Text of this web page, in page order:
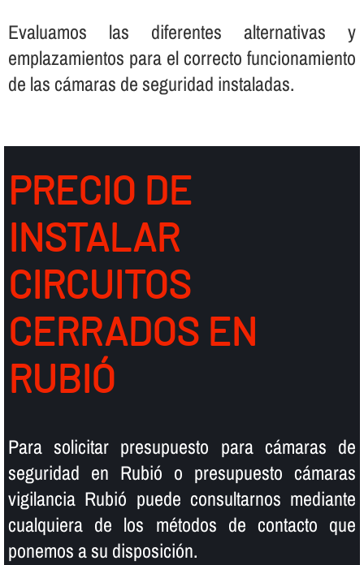
Evaluamos las diferentes alternativas y
emplazamientos para el correcto funcionamiento
de las cámaras de seguridad instaladas.
PRECIO DE
INSTALAR
CIRCUITOS
CERRADOS EN
RUBIÓ
Para solicitar presupuesto para cámaras de
seguridad en Rubió o presupuesto cámaras
vigilancia Rubió puede consultarnos mediante
cualquiera de los métodos de contacto que
ponemos a su disposición.